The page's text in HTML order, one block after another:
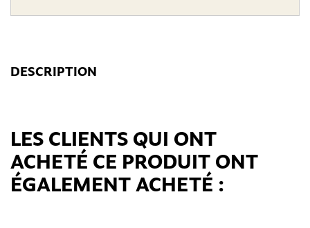
DESCRIPTION
LES CLIENTS QUI ONT
ACHETÉ CE PRODUIT ONT
ÉGALEMENT ACHETÉ :